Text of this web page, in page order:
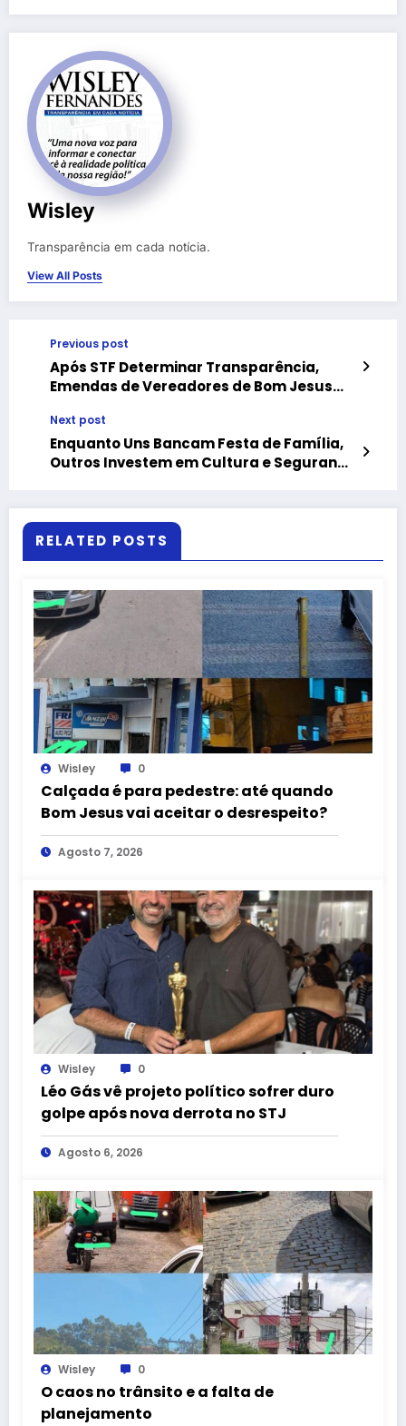
Wisley
Transparência em cada notícia.
View All Posts
Previous post
Após STF Determinar Transparência,
Emendas de Vereadores de Bom Jesus
Chegam Até São José de Ubá
Next post
Enquanto Uns Bancam Festa de Família,
Outros Investem em Cultura e Segurança
RELATED POSTS
Wisley 0
Calçada é para pedestre: até quando
Bom Jesus vai aceitar o desrespeito?
Agosto 7, 2026
Wisley 0
Léo Gás vê projeto político sofrer duro
golpe após nova derrota no STJ
Agosto 6, 2026
Wisley 0
O caos no trânsito e a falta de
planejamento